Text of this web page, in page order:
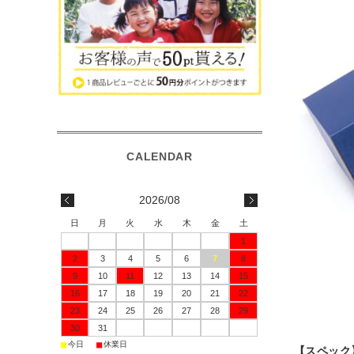
【スペック
2026/08
日 月 火 水 木 金
土
1
2
3 4 5 6 7
8
9
10 11 12 13 14
15
16
17 18 19 20 21
22
23
24 25 26 27 28
29
30
31
■今日 ■休業日